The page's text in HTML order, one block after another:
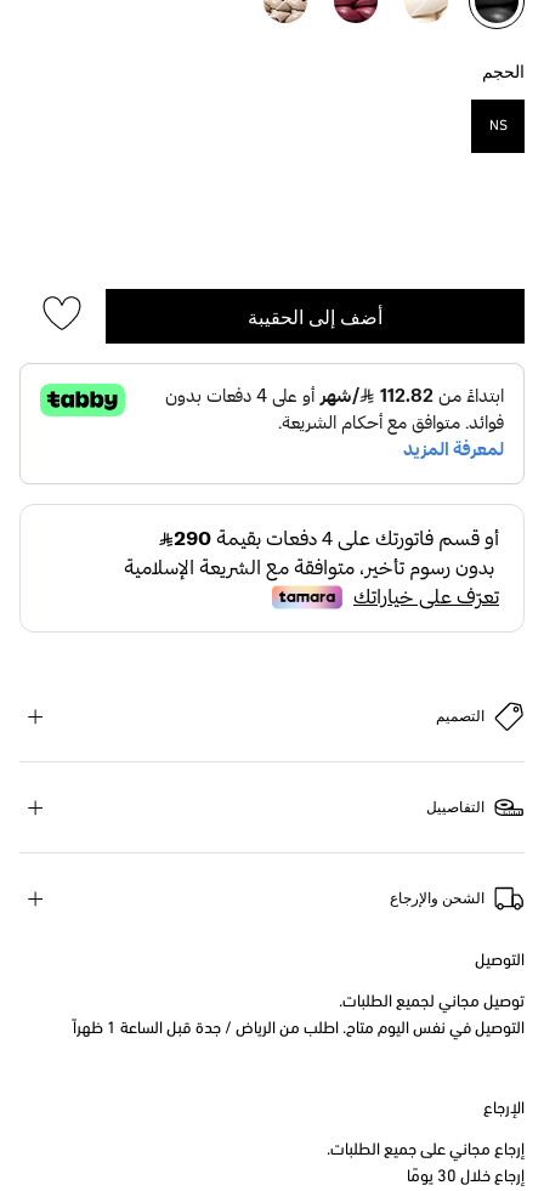
مختار
الحجم
NS
أضف إلى الحقيبة
التصميم
التفاصييل
الشحن والإرجاع
التوصيل
توصيل مجاني لجميع الطلبات.
التوصيل في نفس اليوم متاح. اطلب من الرياض / جدة قبل الساعة 1 ظهراً
الإرجاع
إرجاع مجاني على جميع الطلبات.
إرجاع خلال 30 يومًا